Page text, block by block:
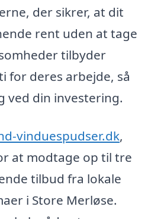
der sikrer, at dit
rent uden at tage
tilbyder
for deres arbejde, så
ved din investering.
vinduespudser.dk,
at modtage op til tre
tilbud fra lokale
i Store Merløse.